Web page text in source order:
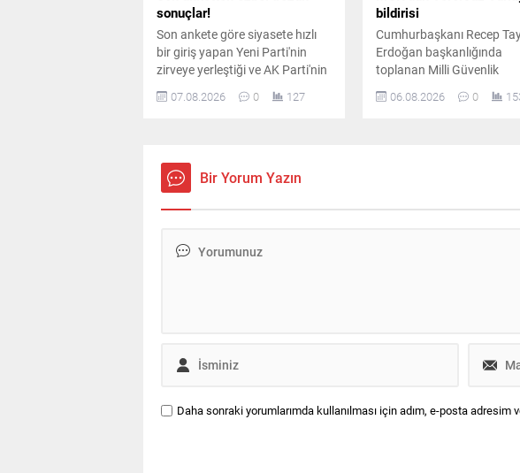
sonuçlar!
Son ankete göre siyasete hızlı
bir giriş yapan Yeni Parti'nin
zirveye yerleştiği ve AK Parti'nin
ikinci sırada yer aldığı ankette,
CHP ve MHP'nin yaşadığı tarihi
07.08.2026 0 127
bildirisi
Cumhurbaşkanı Recep
Erdoğan başkanlığında
toplanan Milli Güvenlik
Kurulu'nun ardından
yayımlanan bildiride,
06.08.2026 0
Bir Yorum Yazın
Daha sonraki yorumlarımda kullanılması için adım, e-posta adresim